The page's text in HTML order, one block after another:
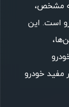
مشخص،
است. این
خودرو